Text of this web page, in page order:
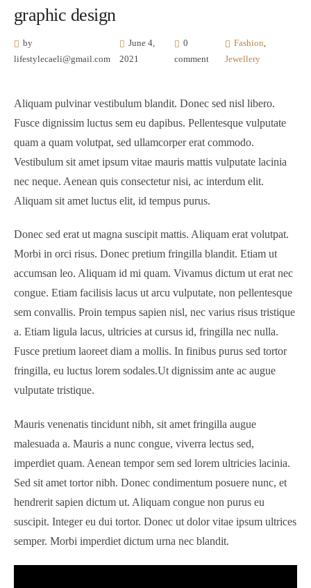
graphic design
by
lifestylecaeli@gmail.com
June 4,
2021
0
comment
Fashion,
Jewellery
Aliquam pulvinar vestibulum blandit. Donec sed nisl libero.
Fusce dignissim luctus sem eu dapibus. Pellentesque vulputate
quam a quam volutpat, sed ullamcorper erat commodo.
Vestibulum sit amet ipsum vitae mauris mattis vulputate lacinia
nec neque. Aenean quis consectetur nisi, ac interdum elit.
Aliquam sit amet luctus elit, id tempus purus.
Donec sed erat ut magna suscipit mattis. Aliquam erat volutpat.
Morbi in orci risus. Donec pretium fringilla blandit. Etiam ut
accumsan leo. Aliquam id mi quam. Vivamus dictum ut erat nec
congue. Etiam facilisis lacus ut arcu vulputate, non pellentesque
sem convallis. Proin tempus sapien nisl, nec varius risus tristique
a. Etiam ligula lacus, ultricies at cursus id, fringilla nec nulla.
Fusce pretium laoreet diam a mollis. In finibus purus sed tortor
fringilla, eu luctus lorem sodales.Ut dignissim ante ac augue
vulputate tristique.
Mauris venenatis tincidunt nibh, sit amet fringilla augue
malesuada a. Mauris a nunc congue, viverra lectus sed,
imperdiet quam. Aenean tempor sem sed lorem ultricies lacinia.
Sed sit amet tortor nibh. Donec condimentum posuere nunc, et
hendrerit sapien dictum ut. Aliquam congue non purus eu
suscipit. Integer eu dui tortor. Donec ut dolor vitae ipsum ultrices
semper. Morbi imperdiet dictum urna nec blandit.